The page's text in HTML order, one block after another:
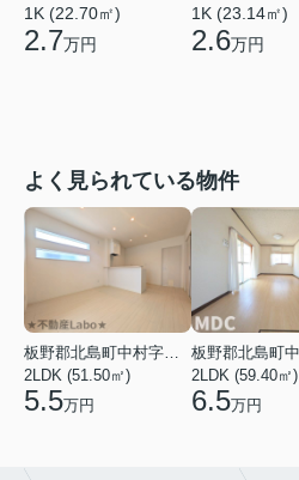
1K (22.70㎡)
2.7万円
1K (23.14㎡)
2.6万円
よく見られている物件
板野郡北島町中村字東堤ノ内
2LDK (51.50㎡)
5.5万円
2LDK (59.40㎡)
6.5万円